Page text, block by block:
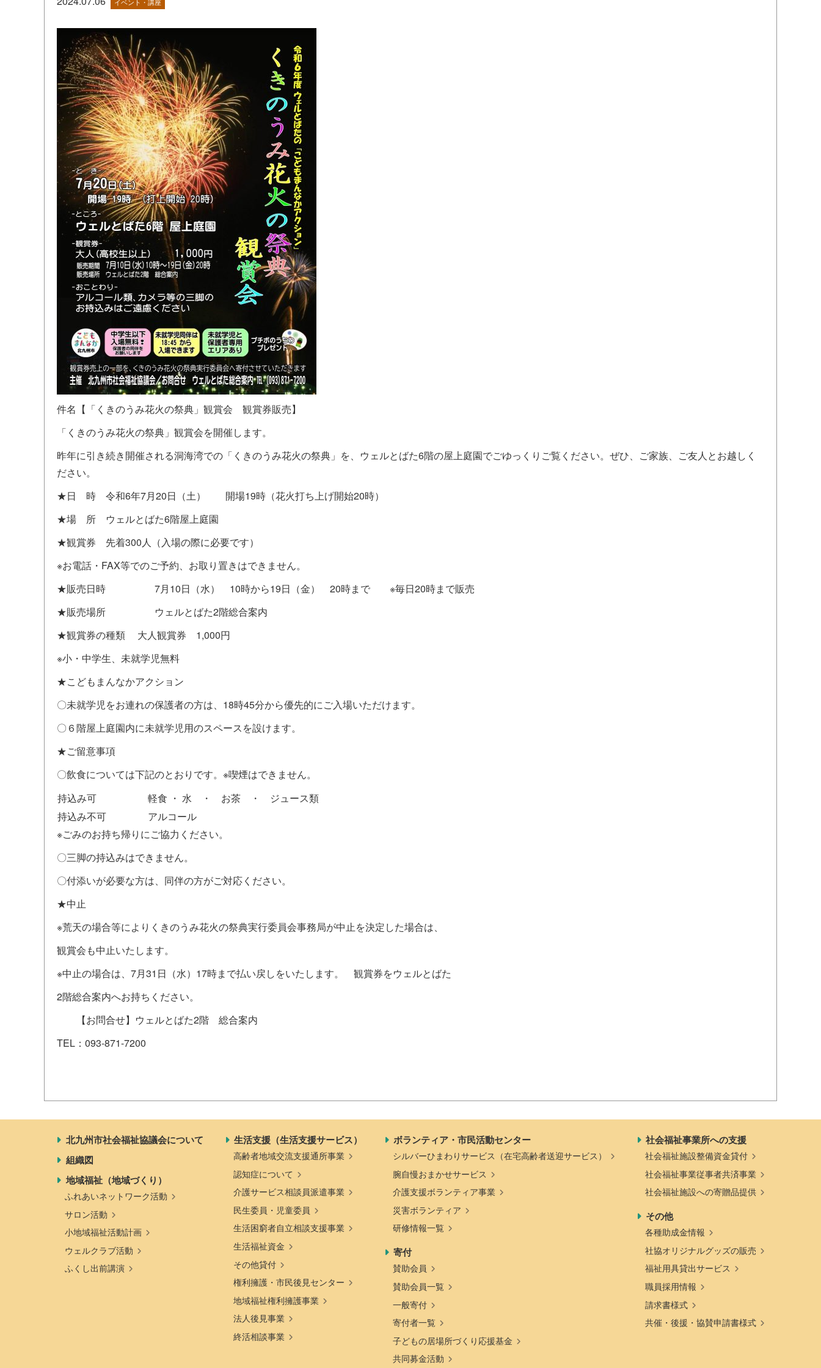
件名【「くきのうみ花火の祭典」観賞会 観賞券販売】
「くきのうみ花火の祭典」観賞会を開催します。
昨年に引き続き開催される洞海湾での「くきのうみ花火の祭典」を、ウェルとばた6階の屋上庭園でごゆっくりご覧ください。ぜひ、ご家族、ご友人とお越しく
ださい。
★日 時 令和6年7月20日（土） 開場19時（花火打ち上げ開始20時）
★場 所 ウェルとばた6階屋上庭園
★観賞券 先着300人（入場の際に必要です）
※お電話・FAX等でのご予約、お取り置きはできません。
★販売日時 7月10日（水） 10時から19日（金） 20時まで ※毎日20時まで販売
★販売場所 ウェルとばた2階総合案内
★観賞券の種類 大人観賞券 1,000円
※小・中学生、未就学児無料
★こどもまんなかアクション
〇未就学児をお連れの保護者の方は、18時45分から優先的にご入場いただけます。
〇６階屋上庭園内に未就学児用のスペースを設けます。
★ご留意事項
〇飲食については下記のとおりです。※喫煙はできません。
持込み可
軽食 ・ 水 ・ お茶 ・ ジュース類
持込み不可
アルコール
※ごみのお持ち帰りにご協力ください。
〇三脚の持込みはできません。
〇付添いが必要な方は、同伴の方がご対応ください。
★中止
※荒天の場合等によりくきのうみ花火の祭典実行委員会事務局が中止を決定した場合は、
観賞会も中止いたします。
※中止の場合は、7月31日（水）17時まで払い戻しをいたします。 観賞券をウェルとばた
2階総合案内へお持ちください。
【お問合せ】ウェルとばた2階 総合案内
TEL：093-871-7200
北九州市社会福祉協議会について
組織図
地域福祉（地域づくり）
ふれあいネットワーク活動
サロン活動
小地域福祉活動計画
ウェルクラブ活動
ふくし出前講演
生活支援（生活支援サービス）
高齢者地域交流支援通所事業
認知症について
介護サービス相談員派遣事業
民生委員・児童委員
生活困窮者自立相談支援事業
生活福祉資金
その他貸付
権利擁護・市民後見センター
地域福祉権利擁護事業
法人後見事業
終活相談事業
ボランティア・市民活動センター
シルバーひまわりサービス（在宅高齢者送迎サービス）
腕自慢おまかせサービス
介護支援ボランティア事業
災害ボランティア
研修情報一覧
寄付
賛助会員
賛助会員一覧
一般寄付
寄付者一覧
子どもの居場所づくり応援基金
共同募金活動
社会福祉事業所への支援
社会福祉施設整備資金貸付
社会福祉事業従事者共済事業
社会福祉施設への寄贈品提供
その他
各種助成金情報
社協オリジナルグッズの販売
福祉用具貸出サービス
職員採用情報
請求書様式
共催・後援・協賛申請書様式